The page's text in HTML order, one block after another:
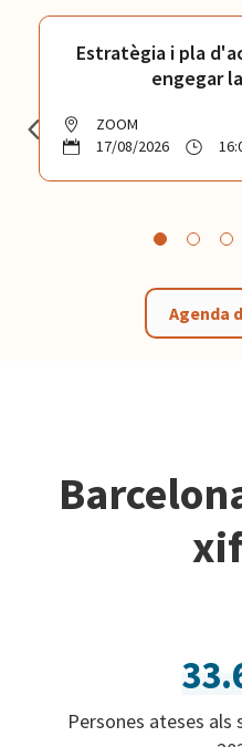
Estratègia i pla
engegar
ZOOM
17/08/2026
Agenda
Persones ateses als